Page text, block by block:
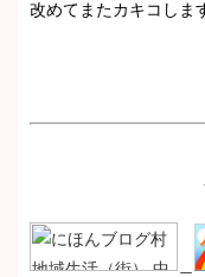
改めてまたカキコしま